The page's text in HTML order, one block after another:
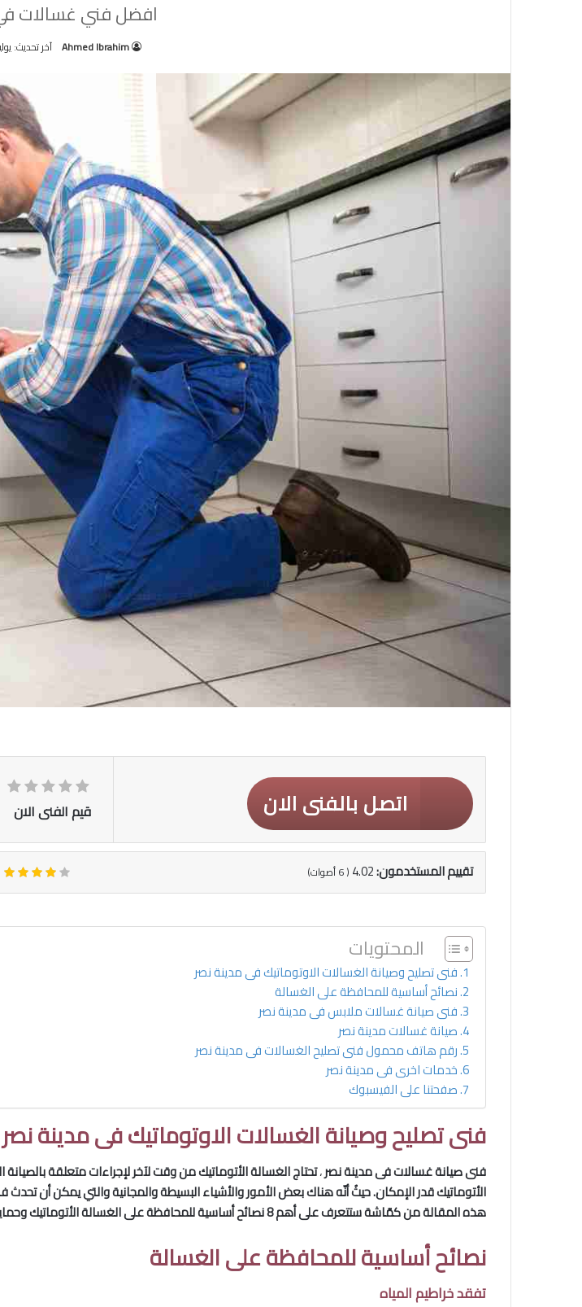
افضل فني غسالات
Ahmed Ibrahim آخر تحديث: يوليو 2,
قيم الفنى الان اتصل بالفنى الان
تقييم المستخدمون:4.02
(
6أصوات)
المحتويات
فنى تصليح وصيانة الغسالات الاوتوماتيك فى مدينة نصر
نصائح أساسية للمحافظة على الغسالة
فنى صيانة غسالات ملابس فى مدينة نصر
صيانة غسالات مدينة نصر
رقم هاتف محمول فنى تصليح الغسالات فى مدينة نصر
خدمات اخرى فى مدينة نصر
صفحتنا على الفيسبوك
فنى تصليح وصيانة الغسالات الاوتوماتيك فى مدينة نصر
فنى صيانة غسالات فى مدينة نصر،تحتاج الغسالة الأتوماتيك من وقت لآخر لإجراءات متعلقة
الأتوماتيك قدر الإمكان. حيثُ أنّه هناك بعض الأمور والأشياء البسيطة والمجانية والتي يمكن أن
هذه المقالة من كمّاشة ستتعرف على أهم 8 نصائح أساسية للمحافظة على الغسالة الأتوماتيك وحمايتها من الأعطال والمشاكل المنتشرة!
نصائح أساسية للمحافظة على الغسالة
تفقد خراطيم المياه